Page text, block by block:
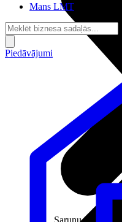
Sarunu pieslēgumi
Mans LMT
Piedāvājumi